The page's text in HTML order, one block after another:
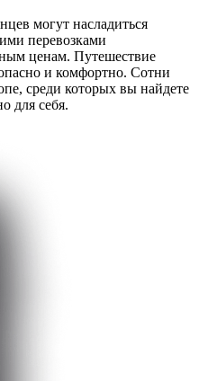
могут насладиться
перевозками
ценам. Путешествие
и комфортно. Сотни
среди которых вы найдете
для себя.